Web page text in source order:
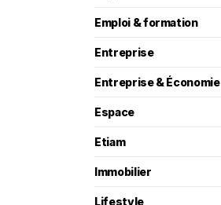
Emploi & formation
Entreprise
Entreprise & Économie
Espace
Etiam
Immobilier
Lifestyle